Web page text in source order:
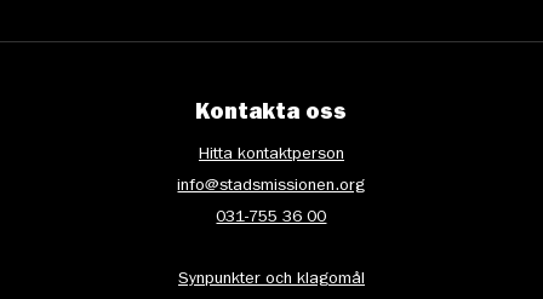
Kontakta oss
Hitta kontaktperson
info@stadsmissionen.org
031-755 36 00
Synpunkter och klagomål